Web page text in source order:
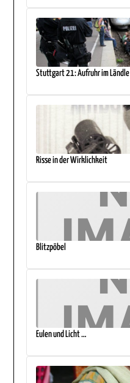
Stuttgart 21: Aufruhr im Ländle
Risse in der Wirklichkeit
Blitzpöbel
Eulen und Licht …